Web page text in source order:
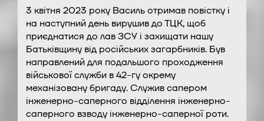
3 квітня 2023 року Василь отримав повістку і
на наступний день вирушив до ТЦК, щоб
приєднатися до лав ЗСУ і захищати нашу
Батьківщину від російських загарбників. Був
направлений для подальшого проходження
військової служби в 42-гу окрему
механізовану бригаду. Служив сапером
інженерно-саперного відділення інженерно-
саперного взводу інженерно-саперної роти.